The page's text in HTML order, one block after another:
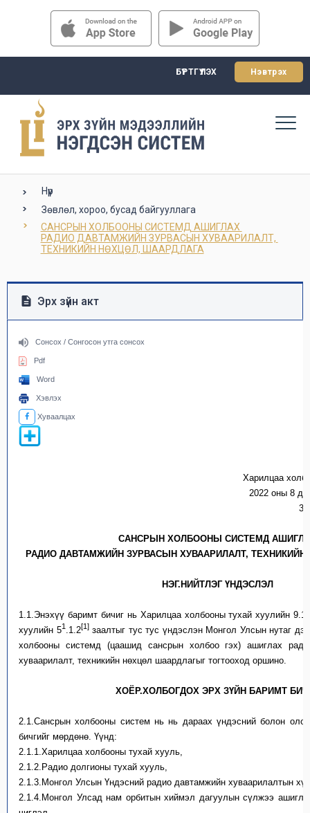
БҮРТГҮҮЛЭХ Нэвтрэх
Нүүр
Зөвлөл, хороо, бусад байгууллага
САНСРЫН ХОЛБООНЫ СИСТЕМД АШИГЛАХ
РАДИО ДАВТАМЖИЙН ЗУРВАСЫН ХУВААРИЛАЛТ,
ТЕХНИКИЙН НӨХЦӨЛ, ШААРДЛАГА
Эрх зүйн акт
Сонсох / Сонгосон утга сонсох
Pdf
Word
Хэвлэх
Хуваалцах
Харилцаа
2022 оны 8
САНСРЫН ХОЛБООНЫ СИСТЕМД
РАДИО ДАВТАМЖИЙН ЗУРВАСЫН ХУВААРИЛАЛТ,
НЭГ.НИЙТЛЭГ ҮНДЭСЛЭЛ
1.1.Энэхүү баримт бичиг нь Харилцаа холбооны тухай хуулийн
хуулийн 51.1.2[1]заалтыг тус тус үндэслэн Монгол Улсын нутаг
холбооны системд (цаашид сансрын холбоо гэх) ашиглах
хуваарилалт, техникийн нөхцөл шаардлагыг тогтооход оршино.
ХОЁР.ХОЛБОГДОХ ЭРХ ЗҮЙН БАРИМТ
2.1.Сансрын холбооны систем нь нь дараах үндэсний болон
бичгийг мөрдөнө. Үүнд:
2.1.1.Харилцаа холбооны тухай хууль,
2.1.2. Радио долгионы тухай хууль,
2.1.3. Монгол Улсын Үндэсний радио давтамжийн хуваарилалтын
2.1.4. Монгол Улсад нам орбитын хиймэл дагуулын сүлжээ